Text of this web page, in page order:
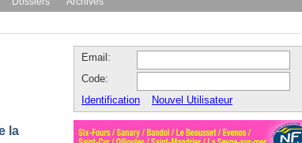
la
Email:
Code:
Identification
Nouvel Utilisateur